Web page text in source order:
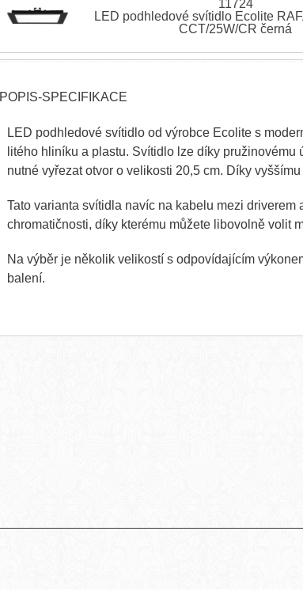
11724
LED podhledové svítidlo Ecolite
CCT/25W/CR černá
POPIS-SPECIFIKACE
LED podhledové svítidlo od výrobce Ecolite s
litého hliníku a plastu. Svítidlo lze díky
nutné vyřezat otvor o velikosti 20,5 cm. Díky
Tato varianta svítidla navíc na kabelu mezi
chromatičnosti, díky kterému můžete libovolně volit
Na výběr je několik velikostí s odpovídajícím
balení.